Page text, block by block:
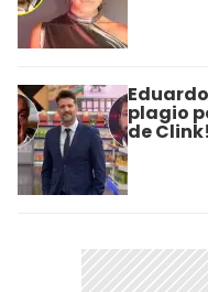
plagio
de